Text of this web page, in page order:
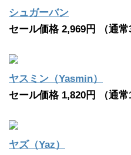
シュガーバン
セール価格 2,969円 （通常
ヤスミン（Yasmin）
セール価格 1,820円 （通常
ヤズ（Yaz）